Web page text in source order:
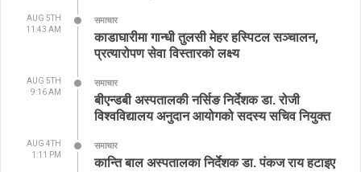
AUG 5TH
11:43 AM
समाचार
काडाघारीमा गान्धी तुलसी मेहर हस्पिटल सञ्चालन,
प्रत्यारोपण सेवा विस्तारको लक्ष्य
AUG 5TH
9:16 AM
समाचार
बीएन्डबी अस्पतालकी नर्सिङ निर्देशक डा. रोजी
विश्वविद्यालय अनुदान आयोगको सदस्य सचिव नियुक्त
AUG 4TH
1:11 PM
समाचार
कान्ति बाल अस्पतालका निर्देशक डा. पंकज राय हटाइए